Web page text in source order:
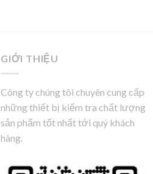
GIỚI THIỆU
Công ty chúng tôi chuyên cung cấp
những thiết bị kiểm tra chất lượng
sản phẩm tốt nhất tới quý khách
hàng.